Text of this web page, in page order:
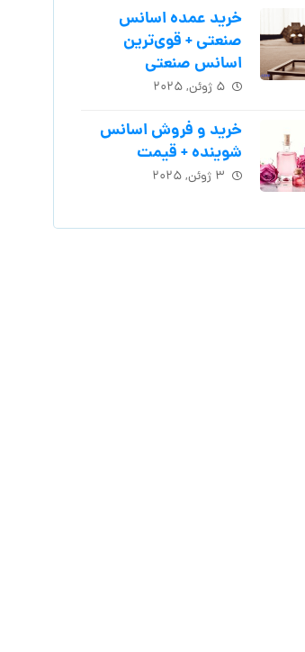
خرید عمده اسانس
صنعتی + قوی‌ترین
اسانس‌ صنعتی
۵ ژوئن, ۲۰۲۵
خرید و فروش اسانس
شوینده + قیمت
۳ ژوئن, ۲۰۲۵